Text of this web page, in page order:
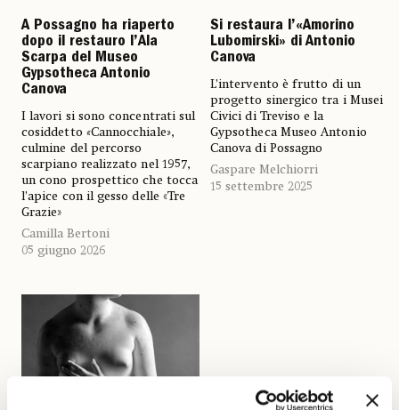
A Possagno ha riaperto
dopo il restauro l’Ala
Scarpa del Museo
Gypsotheca Antonio
Canova
I lavori si sono concentrati sul
cosiddetto «Cannocchiale»,
culmine del percorso
scarpiano realizzato nel 1957,
un cono prospettico che tocca
l’apice con il gesso delle «Tre
Grazie»
Camilla Bertoni
05 giugno 2026
Si restaura l’«Amorino
Lubomirski» di Antonio
Canova
L’intervento è frutto di un
progetto sinergico tra i Musei
Civici di Treviso e la
Gypsotheca Museo Antonio
Canova di Possagno
Gaspare Melchiorri
15 settembre 2025